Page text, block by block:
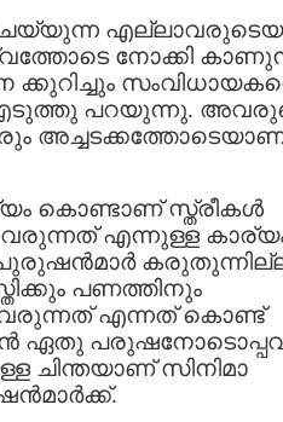
നോക്കി
എടുത്തു പറയുന്നു.
കൊണ്ടാണ് സ്ത്രീകൾ
വരുന്നത് എന്നുള്ള
പണത്തിനും
വരുന്നത് എന്നത് കൊണ്ട്
ഏതു
ചിന്തയാണ് സിനിമാ